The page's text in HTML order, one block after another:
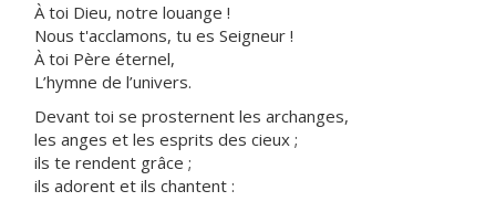
À toi Dieu, notre louange !
Nous t'acclamons, tu es Seigneur !
À toi Père éternel,
L’hymne de l’univers.
Devant toi se prosternent les archanges,
les anges et les esprits des cieux ;
ils te rendent grâce ;
ils adorent et ils chantent :